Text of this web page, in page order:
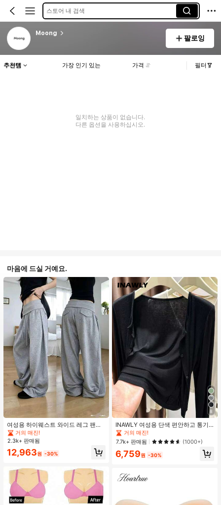
스토어 내 검색
Moong
팔로잉
추천템 가장 인기 있는 가격 필터
일치하는 상품이 없습니다.
다른 옵션을 사용하십시오.
마음에 드실 거예요.
여성용 하이웨스트 와이드 레그 팬츠,
봄 드로스트링 루즈 롱 팬츠, 레이지
릴랙스드 스타일 그레이
#1 TOP 3위
에서 평상복 캐주얼 바지
거의 매진!
#1 TOP 3위
에서 평상복 캐주얼 바지
거의 매진!
#1 TOP 3위
에서 평상복 캐주얼 바지
거의 매진!
#1 TOP 3위
거의 매진!
2.3k+ 판매됨
12,963원 -30%
8
INAWLY 여성용 단색 편안하고 통기
성 좋은 긴 소매 앞면 버튼 캐주얼 다
용도 얇은 가디건
#1 TOP 3위
짧은 여성용 경량 재킷
거의 매진!
#1 TOP 3위 짧은 여성용 경량 재킷
거의 매진!
#1 TOP 3위 짧은 여성용 경량 재킷
거의 매진!
#1 TOP 3위
짧은 여성용 경량 재킷
거의 매진!
7.7k+ 판매됨 (1000+)
6,759원 -30%